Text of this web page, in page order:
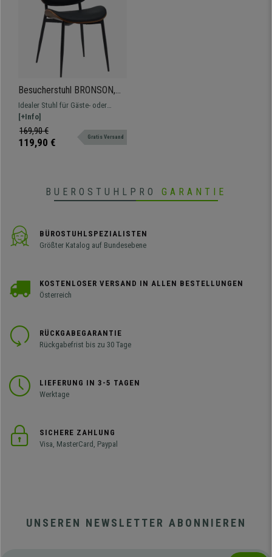
Besucherstuhl BRONSON,
Holzgestell,
Kunstlederpolsterung, Farbe
walnuss/schwarz
Idealer Stuhl für Gäste- oder
Konferenzräume, ein äußerst
bequemes und ästhetisch
ansprechendes Modell
[+Info]
169,90 €
119,90 € Gratis Versand
BUEROSTUHLPRO GARANTIE
BÜROSTUHLSPEZIALISTEN
Größter Katalog auf Bundesebene
KOSTENLOSER VERSAND IN ALLEN BESTELLUNGEN
Österreich
RÜCKGABEGARANTIE
Rückgabefrist bis zu 30 Tage
LIEFERUNG IN 3-5 TAGEN
Werktage
SICHERE ZAHLUNG
Visa, MasterCard, Paypal
UNSEREN NEWSLETTER ABONNIEREN